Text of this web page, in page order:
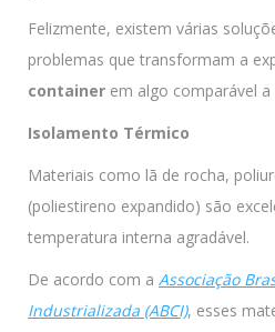
Felizmente, existem várias
problemas que transformam a
container em algo comparável
Isolamento Térmico
Materiais como lã de rocha,
(poliestireno expandido) são
temperatura interna agradável.
De acordo com a Associação
Industrializada (ABCI), esses